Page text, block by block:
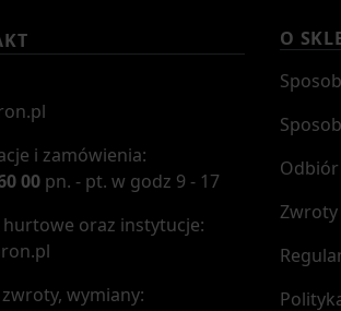
i zamówienia:
00 pn. - pt. w godz 9 - 17
hurtowe oraz instytucje:
wymiany:
O
Zwroty